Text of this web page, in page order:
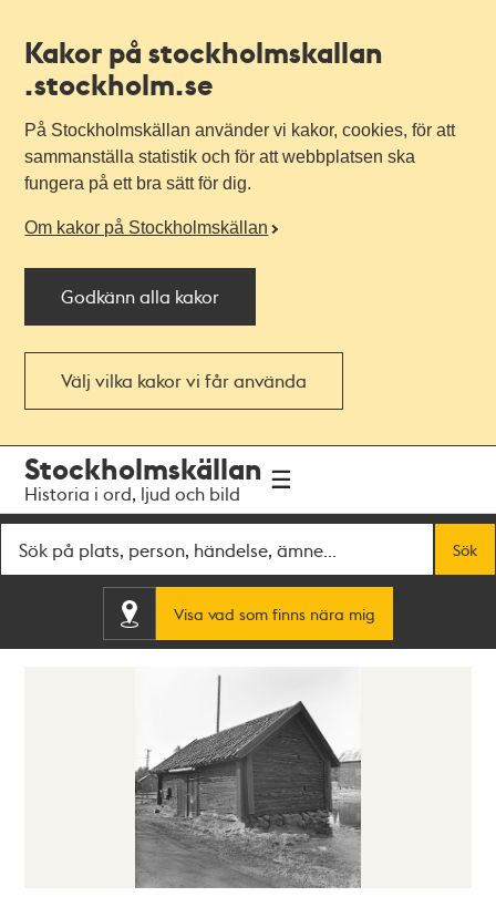
Kakor på stockholmskallan
.stockholm.se
På Stockholmskällan använder vi kakor, cookies, för att
sammanställa statistik och för att webbplatsen ska
fungera på ett bra sätt för dig.
Om kakor på Stockholmskällan
Godkänn alla kakor
Välj vilka kakor vi får använda
navigationen
huvudinnehållet
Stockholmskällan
Historia i ord, ljud och bild
Sök
Visa vad som finns nära mig